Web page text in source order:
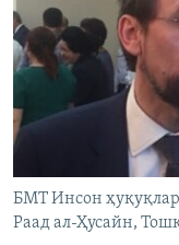
Озодлик бошқа
БМТ Инсон
Раад ал-Ҳусайн,